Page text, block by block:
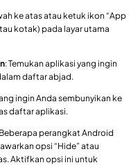
ke atas atau ketuk ikon “App
kotak) pada layar utama
: Temukan aplikasi yang ingin
daftar abjad.
ingin Anda sembunyikan ke
daftar aplikasi.
perangkat Android
opsi “Hide” atau
Aktifkan opsi ini untuk